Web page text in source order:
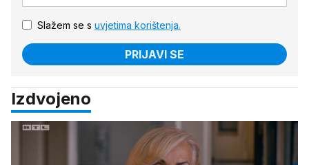
Slažem se s uvjetima korištenja.
PRIJAVI SE
Izdvojeno